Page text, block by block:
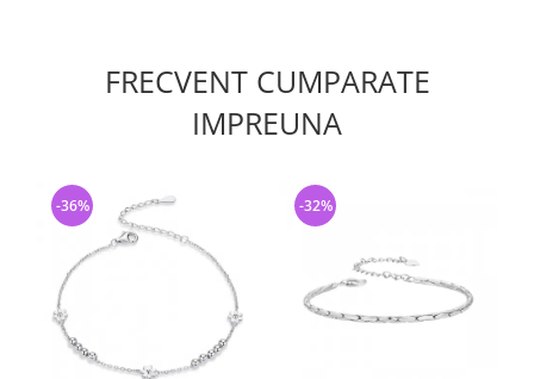
FRECVENT CUMPARATE
IMPREUNA
-36% -32%